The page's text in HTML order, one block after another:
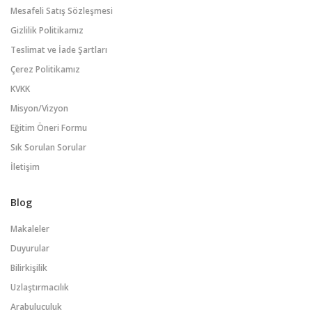
Mesafeli Satış Sözleşmesi
Gizlilik Politikamız
Teslimat ve İade Şartları
Çerez Politikamız
KVKK
Misyon/Vizyon
Eğitim Öneri Formu
Sık Sorulan Sorular
İletişim
Blog
Makaleler
Duyurular
Bilirkişilik
Uzlaştırmacılık
Arabuluculuk